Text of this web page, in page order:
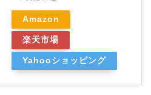
Amazon
楽天市場
Yahooショッピング